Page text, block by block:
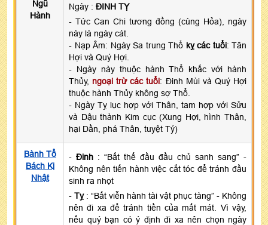
Ngũ
Hành
Ngày : ĐINH TỴ
- Tức Can Chi tương đồng (cùng Hỏa), ngày
này là ngày cát.
- Nạp Âm: Ngày Sa trung Thổ kỵ các tuổi: Tân
Hợi và Quý Hợi.
- Ngày này thuộc hành Thổ khắc với hành
Thủy, ngoại trừ các tuổi: Đinh Mùi và Quý Hợi
thuộc hành Thủy không sợ Thổ.
- Ngày Tỵ lục hợp với Thân, tam hợp với Sửu
và Dậu thành Kim cục (Xung Hợi, hình Thân,
hại Dần, phá Thân, tuyệt Tý)
Bành Tổ
Bách Kị
Nhật
- Đinh : “Bất thế đầu đầu chủ sanh sang” -
Không nên tiến hành việc cắt tóc để tránh đầu
sinh ra nhọt
- Tỵ: “Bất viễn hành tài vật phục tàng” - Không
nên đi xa để tránh tiền của mất mát. Vì vậy,
nếu quý bạn có ý định đi xa nên chọn ngày